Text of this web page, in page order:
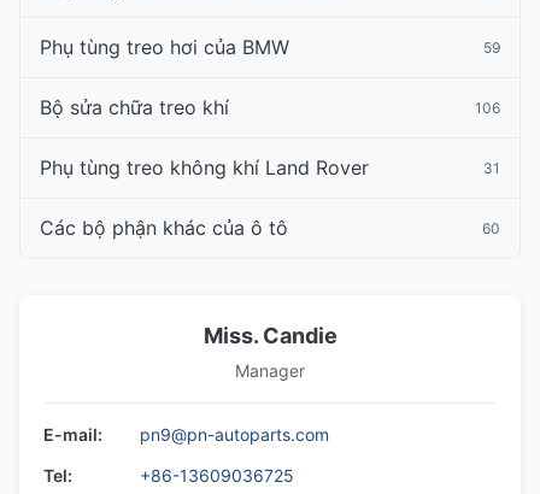
Phụ tùng treo hơi của BMW 59
Bộ sửa chữa treo khí 106
Phụ tùng treo không khí Land Rover 31
Các bộ phận khác của ô tô 60
Miss. Candie
Manager
E-mail:
pn9@pn-autoparts.com
Tel:
+86-13609036725